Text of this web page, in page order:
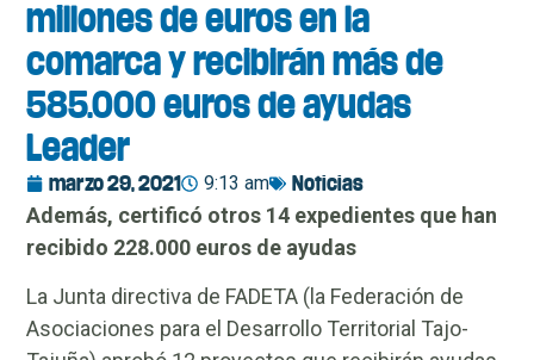
millones de euros en la
comarca y recibirán más de
585.000 euros de ayudas
Leader
marzo 29, 2021 9:13 am Noticias
Además, certificó otros 14 expedientes que han
recibido 228.000 euros de ayudas
La Junta directiva de FADETA (la Federación de
Asociaciones para el Desarrollo Territorial Tajo-